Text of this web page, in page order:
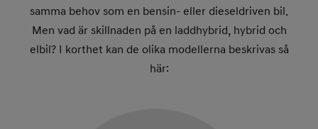
samma behov som en bensin- eller dieseldriven bil.
Men vad är skillnaden på en laddhybrid, hybrid och
elbil? I korthet kan de olika modellerna beskrivas så
här: